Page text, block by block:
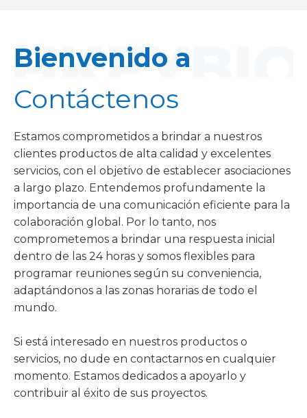
Bienvenido a
Contáctenos
Estamos comprometidos a brindar a nuestros
clientes productos de alta calidad y excelentes
servicios, con el objetivo de establecer asociaciones
a largo plazo. Entendemos profundamente la
importancia de una comunicación eficiente para la
colaboración global. Por lo tanto, nos
comprometemos a brindar una respuesta inicial
dentro de las 24 horas y somos flexibles para
programar reuniones según su conveniencia,
adaptándonos a las zonas horarias de todo el
mundo.
Si está interesado en nuestros productos o
servicios, no dude en contactarnos en cualquier
momento. Estamos dedicados a apoyarlo y
contribuir al éxito de sus proyectos.